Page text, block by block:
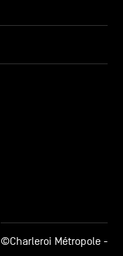
©Charleroi Métropole -